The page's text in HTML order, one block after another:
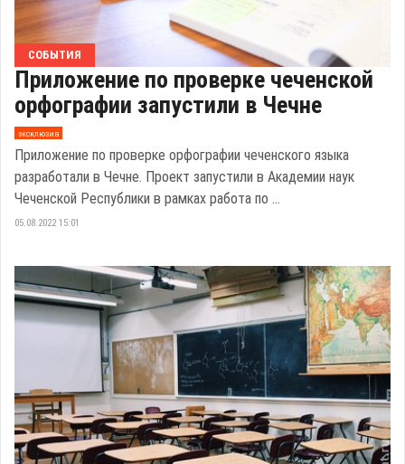
СОБЫТИЯ
Приложение по проверке чеченской
орфографии запустили в Чечне
эксклюзив
Приложение по проверке орфографии чеченского языка
разработали в Чечне. Проект запустили в Академии наук
Чеченской Республики в рамках работа по ...
05.08.2022 15:01